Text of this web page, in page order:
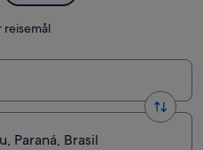
reisemål
Paraná, Brasil